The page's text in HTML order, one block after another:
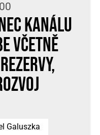
kanálu
včetně
Galuszka